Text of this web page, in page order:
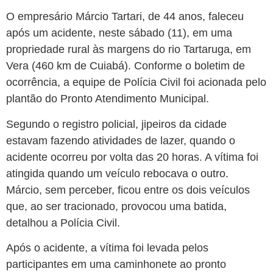
O empresário Márcio Tartari, de 44 anos, faleceu
após um acidente, neste sábado (11), em uma
propriedade rural às margens do rio Tartaruga, em
Vera (460 km de Cuiabá). Conforme o boletim de
ocorrência, a equipe de Polícia Civil foi acionada pelo
plantão do Pronto Atendimento Municipal.
Segundo o registro policial, jipeiros da cidade
estavam fazendo atividades de lazer, quando o
acidente ocorreu por volta das 20 horas. A vítima foi
atingida quando um veículo rebocava o outro.
Márcio, sem perceber, ficou entre os dois veículos
que, ao ser tracionado, provocou uma batida,
detalhou a Polícia Civil.
Após o acidente, a vítima foi levada pelos
participantes em uma caminhonete ao pronto